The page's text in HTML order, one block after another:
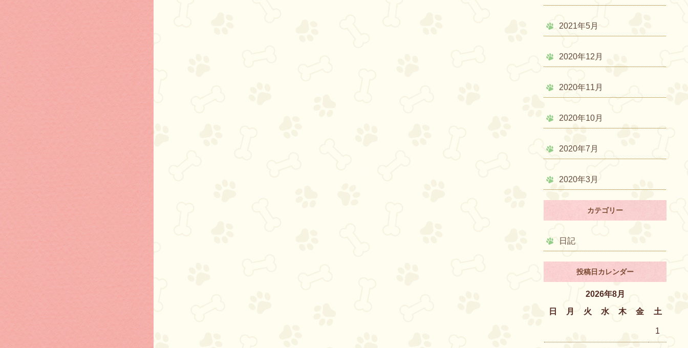
2021年5月
2020年12月
2020年11月
2020年10月
2020年7月
2020年3月
カテゴリー
日記
投稿日カレンダー
2026年8月
日
月 火 水 木 金 土
1